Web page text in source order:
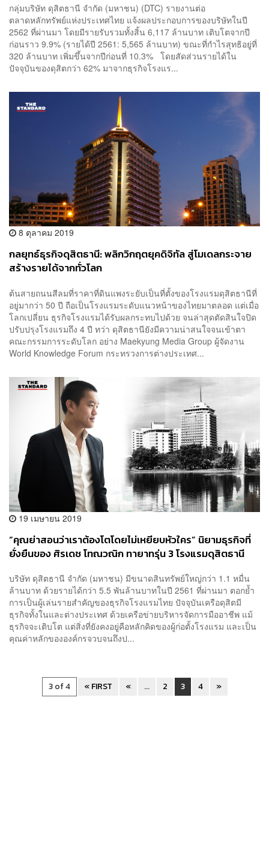
กลุ่มบริษัท ดุสิตธานี จำกัด (มหาชน) (DTC) รายงานต่อ
ตลาดหลักทรัพย์แห่งประเทศไทย แจ้งผลประกอบการของบริษัทในปี
2562 ที่ผ่านมา โดยมีรายรับรวมทั้งสิ้น 6,117 ล้านบาท เติบโตจากปี
ก่อนราว 9.9% (รายได้ปี 2561: 5,565 ล้านบาท) ขณะที่กำไรสุทธิอยู่ที่
320 ล้านบาท เพิ่มขึ้นจากปีก่อนที่ 10.3% โดยสัดส่วนรายได้ใน
ปัจจุบันของดุสิตกว่า 62% มาจากธุรกิจโรงแร...
8 ตุลาคม 2019
กลยุทธ์ธุรกิจดุสิตธานี: พลิกวิกฤตยุคดิจิทัล สู่โมเดลกระจาย
สร้างรายได้จากทั่วโลก
ต้นสายถนนสีลมที่ราคาที่ดินแพงระยับเป็นที่ตั้งของโรงแรมดุสิตธานีที่
อยู่มากว่า 50 ปี ถือเป็นโรงแรมระดับแนวหน้าของไทยมาตลอด แต่เมื่อ
โลกเปลี่ยน ธุรกิจโรงแรมได้รับผลกระทบไปด้วย จนล่าสุดตัดสินใจปิด
ปรับปรุงโรงแรมถึง 4 ปี ทว่า ดุสิตธานียังมีความน่าสนใจจนเข้าตา
คณะกรรมการระดับโลก อย่าง Maekyung Media Group ผู้จัดงาน
World Knowledge Forum กระทรวงการต่างประเทศ...
19 เมษายน 2019
“คุณย่าสอนว่าเราต้องโตโดยไม่เหยียบหัวใคร” นิยามธุรกิจที่
ยั่งยืนของ ศิรเดช โทณวณิก ทายาทรุ่น 3 โรงแรมดุสิตธานี
บริษัท ดุสิตธานี จำกัด (มหาชน) มีขนาดสินทรัพย์ใหญ่กว่า 1.1 หมื่น
ล้านบาท ด้วยรายได้กว่า 5.5 พันล้านบาทในปี 2561 ที่ผ่านมา ตอกย้ำ
การเป็นผู้เล่นรายสำคัญของธุรกิจโรงแรมไทย ปัจจุบันเครือดุสิตมี
ธุรกิจทั้งในและต่างประเทศ ด้วยเครือข่ายบริหารจัดการมืออาชีพ แม้
ธุรกิจจะเติบโต แต่สิ่งที่ยังคงอยู่คือหลักคิดของผู้ก่อตั้งโรงแรม และเป็น
คุณค่าหลักขององค์กรจวบจนถึงป...
3 of 4 « FIRST « ... 2 3 4 »